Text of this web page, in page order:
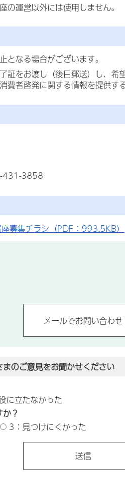
の運営以外には使用しません。
となる場合がございます。
証をお渡し（後日郵送）し、
者啓発に関する情報を提供す
431-3858
募集チラシ（PDF：993.5KB）
のご意見をお聞かせください
に立たなかった
？
3：見つけにくかった